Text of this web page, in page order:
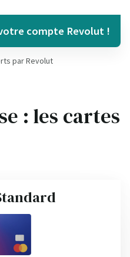
compte Revolut !
par Revolut
: les cartes